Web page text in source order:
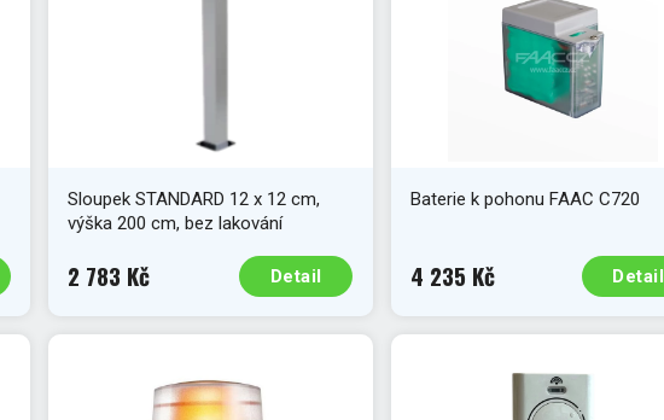
Sloupek STANDARD 12 x 12 cm,
výška 200 cm, bez lakování
2 783 Kč Detail
Baterie k pohonu FAAC C720
4 235 Kč Detail